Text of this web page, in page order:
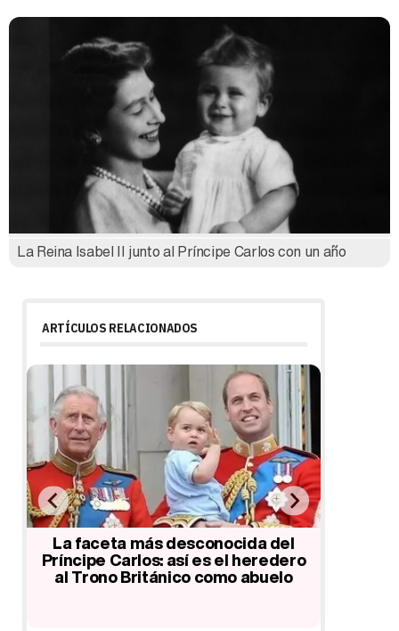
La Reina Isabel II junto al Príncipe Carlos con un año
ARTÍCULOS RELACIONADOS
La faceta más desconocida del
Príncipe Carlos: así es el heredero
al Trono Británico como abuelo